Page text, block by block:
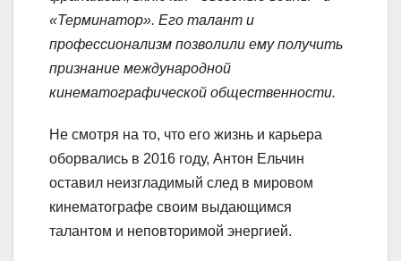
«Терминатор». Его талант и
профессионализм позволили ему получить
признание международной
кинематографической общественности.
Не смотря на то, что его жизнь и карьера
оборвались в 2016 году, Антон Ельчин
оставил неизгладимый след в мировом
кинематографе своим выдающимся
талантом и неповторимой энергией.